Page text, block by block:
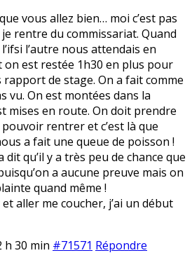
vous allez bien… moi c’est pas
rentre du commissariat. Quand
l’autre nous attendais en
est restée 1h30 en plus pour
de stage. On a fait comme
vu. On est montées dans la
mises en route. On doit prendre
rentrer et c’est là que
a fait une queue de poisson !
dit qu’il y a très peu de chance que
a aucune preuve mais on
quand même !
aller me coucher, j’ai un début
h 30 min #71571 Répondre